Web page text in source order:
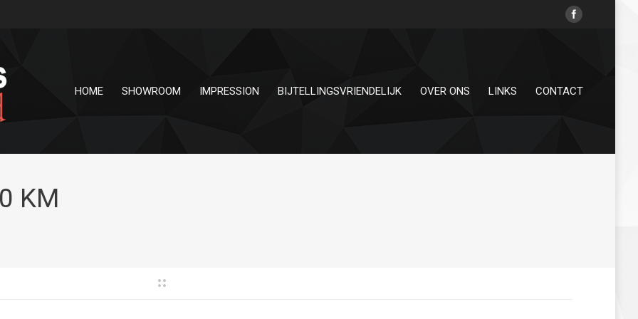
HOME SHOWROOM IMPRESSION BIJTELLINGSVRIENDELIJK OVER ONS LINKS CONTACT
KM